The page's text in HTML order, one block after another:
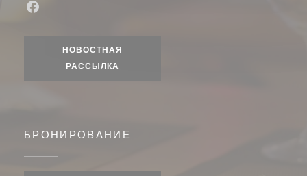
НОВОСТНАЯ
РАССЫЛКА
БРОНИРОВАНИЕ